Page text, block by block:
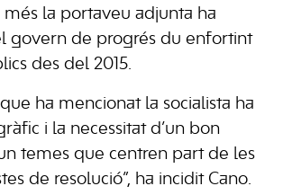
més la portaveu adjunta ha
govern de progrés du enfortint
des del 2015.
ha mencionat la socialista ha
i la necessitat d’un bon
temes que centren part de les
de resolució”, ha incidit Cano.